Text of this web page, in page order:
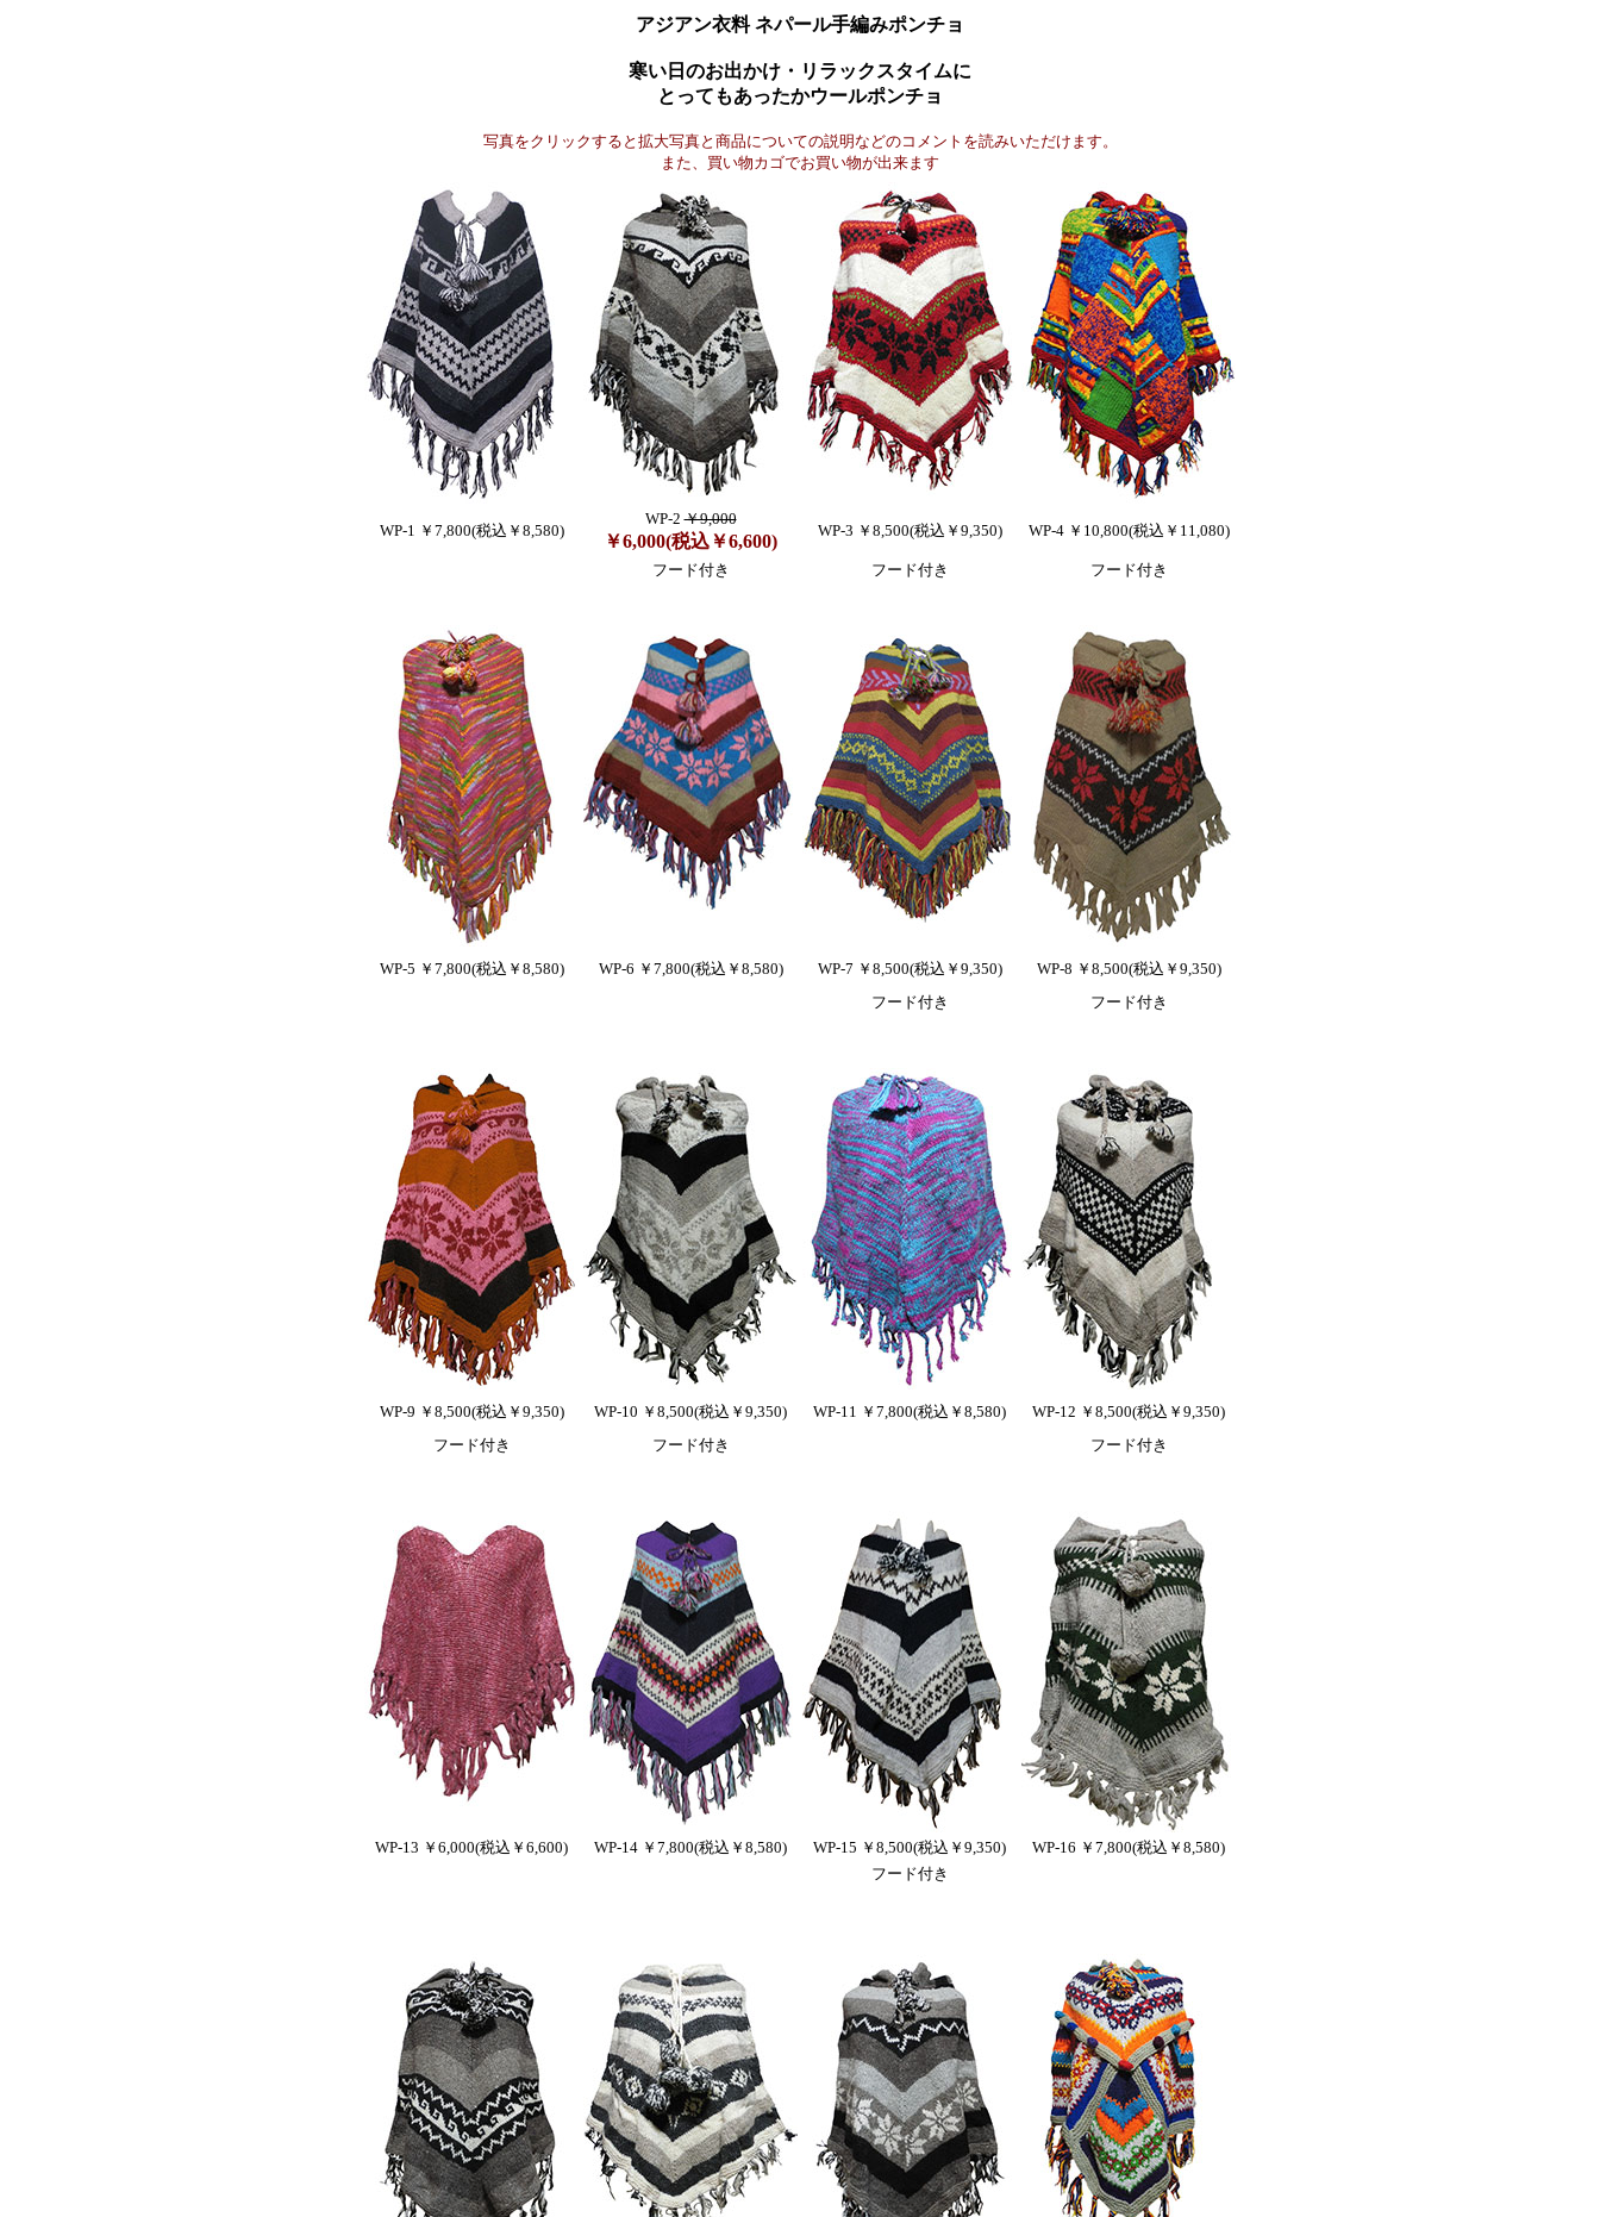
アジアン衣料 ネパール手編みポンチョ
寒い日のお出かけ・リラックスタイムに
とってもあったかウールポンチョ
写真をクリックすると拡大写真と商品についての説明などのコメントを読みいただけます。
また、買い物カゴでお買い物が出来ます
WP-1 ￥7,800(税込￥8,580)
WP-2￥9,000
￥6,000(税込￥6,600)
WP-3 ￥8,500(税込￥9,350) WP-4 ￥10,800(税込￥11,080)
フード付き フード付き フード付き
WP-5 ￥7,800(税込￥8,580) WP-6 ￥7,800(税込￥8,580) WP-7 ￥8,500(税込￥9,350)
WP-8 ￥8,500(税込￥9,350)
フード付き
フード付き
WP-9 ￥8,500(税込￥9,350) WP-10 ￥8,500(税込￥9,350) WP-11 ￥7,800(税込￥8,580)
WP-12 ￥8,500(税込￥9,350)
フード付き
フード付き フード付き
WP-13 ￥6,000(税込￥6,600) WP-14 ￥7,800(税込￥8,580) WP-15 ￥8,500(税込￥9,350)
WP-16 ￥7,800(税込￥8,580)
フード付き